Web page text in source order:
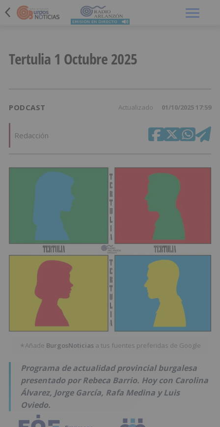
Tertulia 1 Octubre 2025
PODCAST Actualizado 01/10/2025 17:59
Redacción
★Añade BurgosNoticias a tus fuentes preferidas de Google
Programa de actualidad provincial burgalesa
presentado por Rebeca Barrio. Hoy con Carolina
Álvarez, Jorge García, Rafa Medina y Luis
Oviedo.